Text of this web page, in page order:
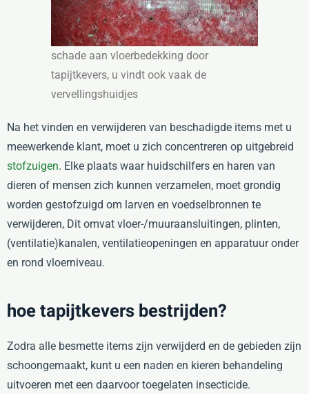
schade aan vloerbedekking door
tapijtkevers, u vindt ook vaak de
vervellingshuidjes
Na het vinden en verwijderen van beschadigde items met u
meewerkende klant, moet u zich concentreren op uitgebreid
stofzuigen. Elke plaats waar huidschilfers en haren van
dieren of mensen zich kunnen verzamelen, moet grondig
worden gestofzuigd om larven en voedselbronnen te
verwijderen, Dit omvat vloer-/muuraansluitingen, plinten,
(ventilatie)kanalen, ventilatieopeningen en apparatuur onder
en rond vloerniveau.
hoe tapijtkevers bestrijden?
Zodra alle besmette items zijn verwijderd en de gebieden zijn
schoongemaakt, kunt u een naden en kieren behandeling
uitvoeren met een daarvoor toegelaten insecticide.